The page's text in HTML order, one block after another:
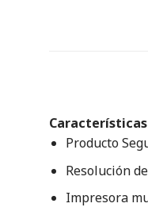
Producto
Resolución
Impresora